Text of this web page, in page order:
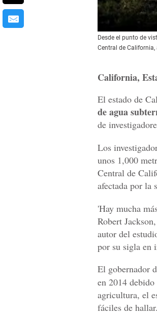
Desde el punto de
Central de California,
California,
El estado de
de agua
de
Los
unos 1,000
Central de
afectada por la
'Hay mucha
Robert
autor del
por su sigla en
El gobernador
en 2014 debido
agricultura, el
fáciles de hallar.